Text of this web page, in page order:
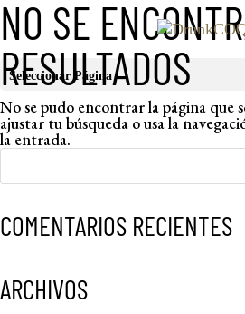
Seleccionar Página
NO SE
RESULTADOS
No se pudo encontrar la página que
ajustar tu búsqueda o usa la
la entrada.
COMENTARIOS RECIENTES
ARCHIVOS